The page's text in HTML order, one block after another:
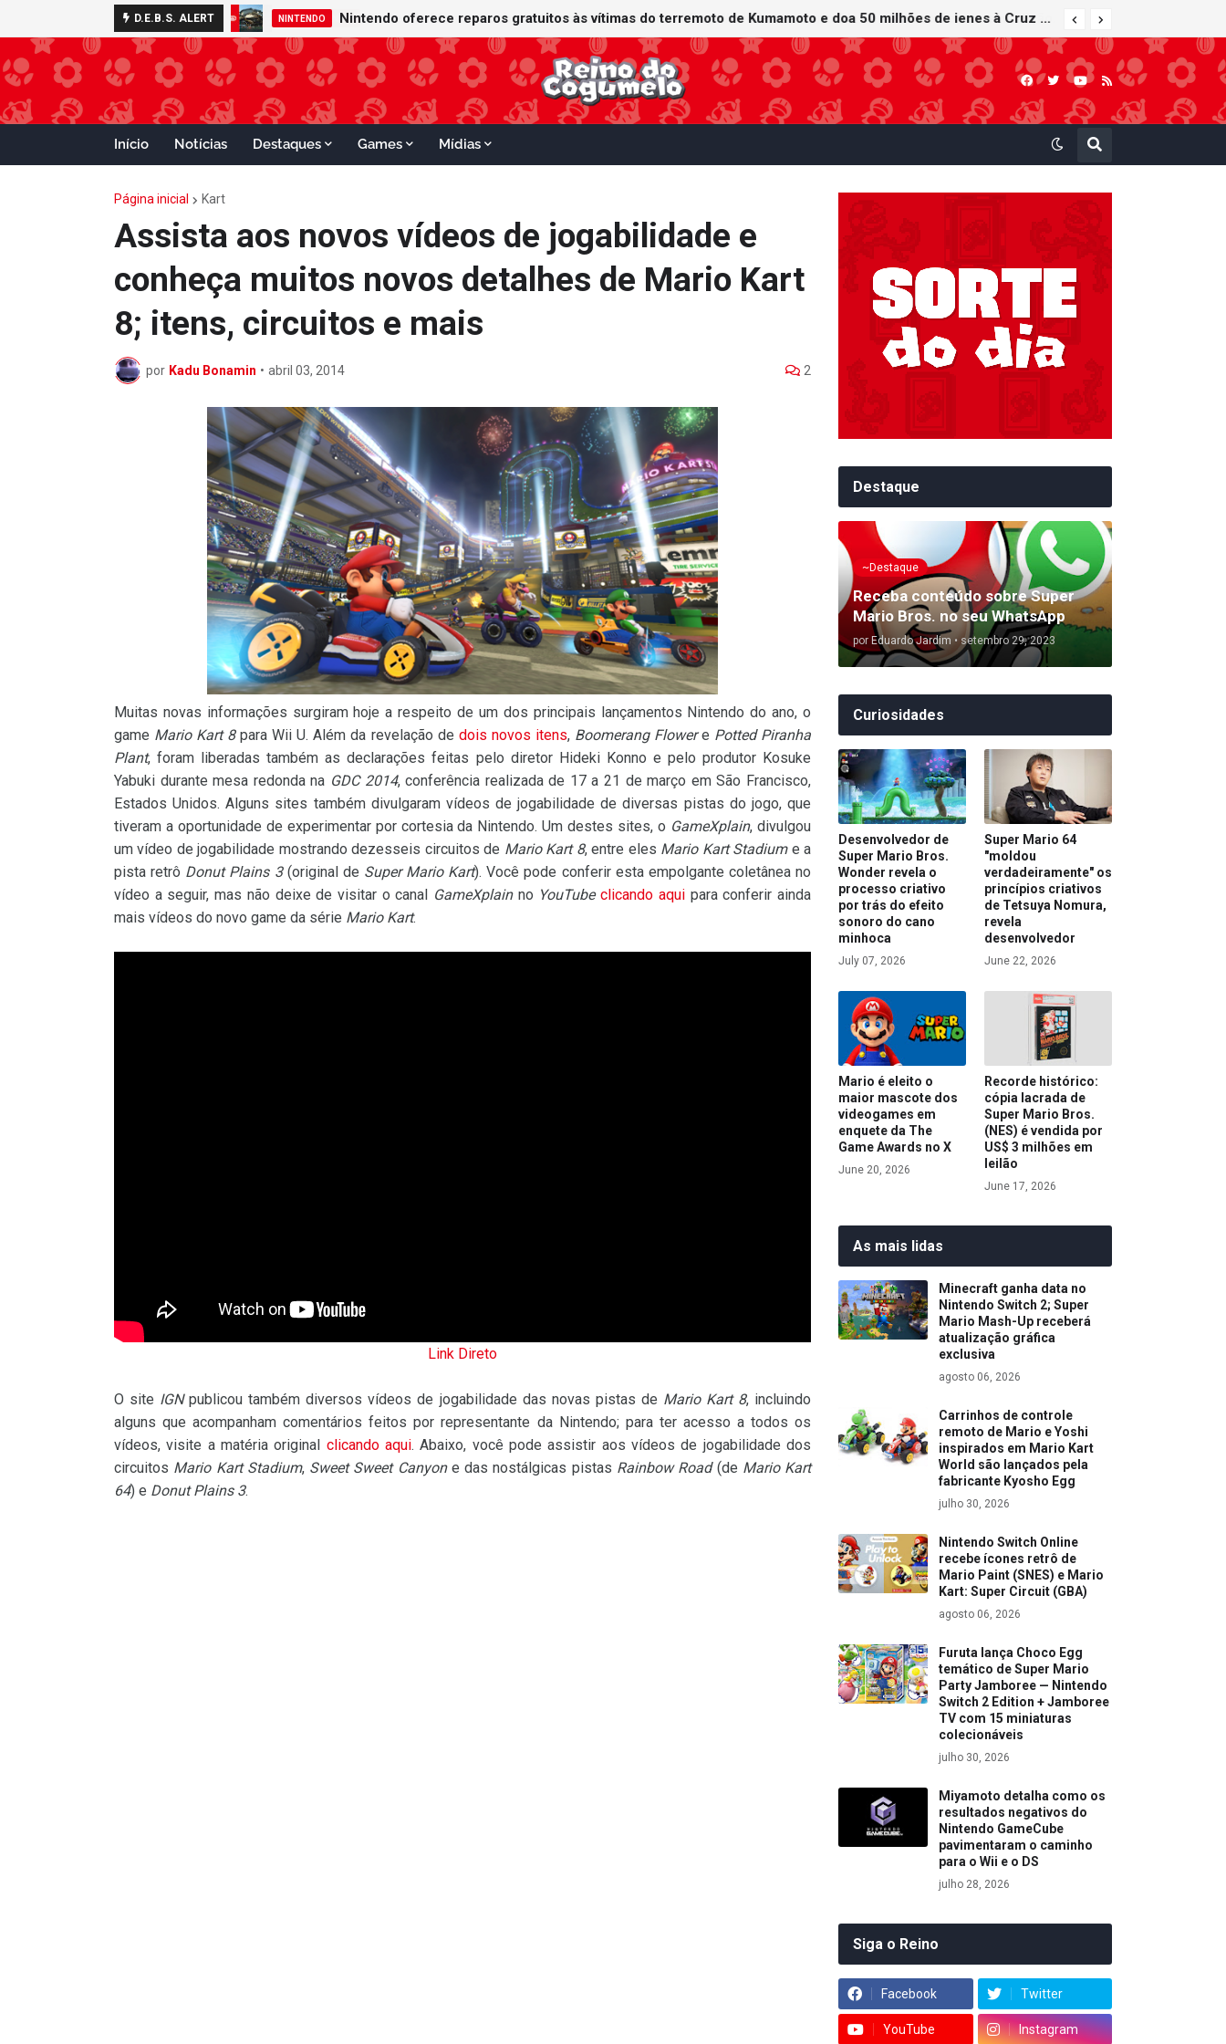
D.E.B.S. ALERT MARIO TENNIS Nintendo Music recebe trilhas sonoras de Virtual Boy Wario Land, Mario Clash e Mario's Tennis em adição histórica ao catálogo
Início Notícias Destaques Games Mídias
Página inicial Kart
Assista aos novos vídeos de jogabilidade e
conheça muitos novos detalhes de Mario Kart
8; itens, circuitos e mais
por Kadu Bonamin • abril 03, 2014 2
Muitas novas informações surgiram hoje a respeito de um dos principais lançamentos Nintendo do ano, o
game Mario Kart 8para Wii U. Além da revelação de dois novos itens, Boomerang Flowere Potted Piranha
Plant, foram liberadas também as declarações feitas pelo diretor Hideki Konno e pelo produtor Kosuke
Yabuki durante mesa redonda na GDC 2014, conferência realizada de 17 a 21 de março em São Francisco,
Estados Unidos. Alguns sites também divulgaram vídeos de jogabilidade de diversas pistas do jogo, que
tiveram a oportunidade de experimentar por cortesia da Nintendo. Um destes sites, o GameXplain, divulgou
um vídeo de jogabilidade mostrando dezesseis circuitos de Mario Kart 8, entre eles Mario Kart Stadiume a
pista retrô Donut Plains 3(original de Super Mario Kart). Você pode conferir esta empolgante coletânea no
vídeo a seguir, mas não deixe de visitar o canal GameXplainno YouTube clicando aquipara conferir ainda
mais vídeos do novo game da série Mario Kart.
Link Direto
O site IGNpublicou também diversos vídeos de jogabilidade das novas pistas de Mario Kart 8, incluindo
alguns que acompanham comentários feitos por representante da Nintendo; para ter acesso a todos os
vídeos, visite a matéria original clicando aqui. Abaixo, você pode assistir aos vídeos de jogabilidade dos
circuitos Mario Kart Stadium, Sweet Sweet Canyone das nostálgicas pistas Rainbow Road(de Mario Kart
64) e Donut Plains 3.
Destaque
~Destaque
Receba conteúdo sobre Super
Mario Bros. no seu WhatsApp
por Eduardo Jardim • setembro 29, 2023
Curiosidades
Desenvolvedor de
Super Mario Bros.
Wonder revela o
processo criativo
por trás do efeito
sonoro do cano
minhoca
July 07, 2026
Super Mario 64
"moldou
verdadeiramente" os
princípios criativos
de Tetsuya Nomura,
revela
desenvolvedor
June 22, 2026
Mario é eleito o
maior mascote dos
videogames em
enquete da The
Game Awards no X
June 20, 2026
Recorde histórico:
cópia lacrada de
Super Mario Bros.
(NES) é vendida por
US$ 3 milhões em
leilão
June 17, 2026
As mais lidas
Minecraft ganha data no
Nintendo Switch 2; Super
Mario Mash-Up receberá
atualização gráfica
exclusiva
agosto 06, 2026
Carrinhos de controle
remoto de Mario e Yoshi
inspirados em Mario Kart
World são lançados pela
fabricante Kyosho Egg
julho 30, 2026
Nintendo Switch Online
recebe ícones retrô de
Mario Paint (SNES) e Mario
Kart: Super Circuit (GBA)
agosto 06, 2026
Furuta lança Choco Egg
temático de Super Mario
Party Jamboree — Nintendo
Switch 2 Edition + Jamboree
TV com 15 miniaturas
colecionáveis
julho 30, 2026
Miyamoto detalha como os
resultados negativos do
Nintendo GameCube
pavimentaram o caminho
para o Wii e o DS
julho 28, 2026
Siga o Reino
Facebook Twitter
YouTube Instagram